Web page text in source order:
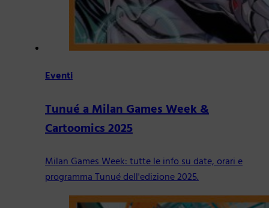
Eventi
Tunué a Milan Games Week &
Cartoomics 2025
Milan Games Week: tutte le info su date, orari e
programma Tunué dell'edizione 2025.